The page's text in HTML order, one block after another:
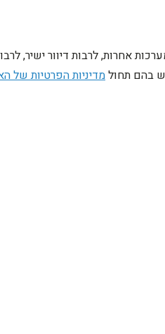
אחרות, לרבות דיוור ישיר,
בהם תחולמדיניות הפרטיות של